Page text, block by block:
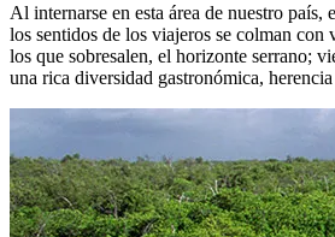
Al internarse en esta área de nuestro país,
los sentidos de los viajeros se colman con
los que sobresalen, el horizonte serrano;
una rica diversidad gastronómica,